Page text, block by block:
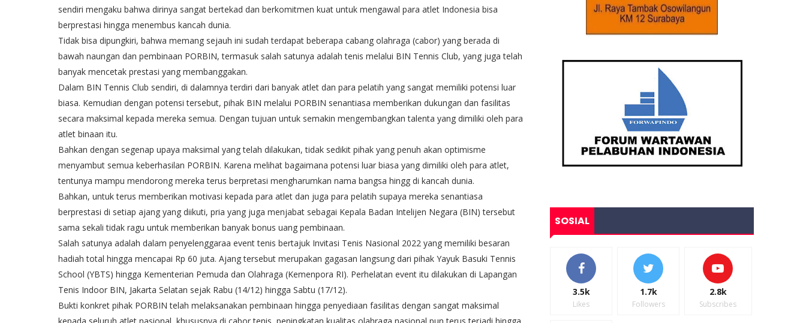
sendiri mengaku bahwa dirinya sangat bertekad dan berkomitmen kuat untuk mengawal para atlet Indonesia bisa
berprestasi hingga menembus kancah dunia.
Tidak bisa dipungkiri, bahwa memang sejauh ini sudah terdapat beberapa cabang olahraga (cabor) yang berada di
bawah naungan dan pembinaan PORBIN, termasuk salah satunya adalah tenis melalui BIN Tennis Club, yang juga telah
banyak mencetak prestasi yang membanggakan.
Dalam BIN Tennis Club sendiri, di dalamnya terdiri dari banyak atlet dan para pelatih yang sangat memiliki potensi luar
biasa. Kemudian dengan potensi tersebut, pihak BIN melalui PORBIN senantiasa memberikan dukungan dan fasilitas
secara maksimal kepada mereka semua. Dengan tujuan untuk semakin mengembangkan talenta yang dimiliki oleh para
atlet binaan itu.
Bahkan dengan segenap upaya maksimal yang telah dilakukan, tidak sedikit pihak yang penuh akan optimisme
menyambut semua keberhasilan PORBIN. Karena melihat bagaimana potensi luar biasa yang dimiliki oleh para atlet,
tentunya mampu mendorong mereka terus berpretasi mengharumkan nama bangsa hingg di kancah dunia.
Bahkan, untuk terus memberikan motivasi kepada para atlet dan juga para pelatih supaya mereka senantiasa
berprestasi di setiap ajang yang diikuti, pria yang juga menjabat sebagai Kepala Badan Intelijen Negara (BIN) tersebut
sama sekali tidak ragu untuk memberikan banyak bonus uang pembinaan.
Salah satunya adalah dalam penyelenggaraa event tenis bertajuk Invitasi Tenis Nasional 2022 yang memiliki besaran
hadiah total hingga mencapai Rp 60 juta. Ajang tersebut merupakan gagasan langsung dari pihak Yayuk Basuki Tennis
School (YBTS) hingga Kementerian Pemuda dan Olahraga (Kemenpora RI). Perhelatan event itu dilakukan di Lapangan
Tenis Indoor BIN, Jakarta Selatan sejak Rabu (14/12) hingga Sabtu (17/12).
Bukti konkret pihak PORBIN telah melaksanakan pembinaan hingga penyediaan fasilitas dengan sangat maksimal
SOSIAL
3.5k
Likes
1.7k
Followers
2.8k
Subscribes